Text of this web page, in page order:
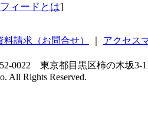
フィードとは]
料請求（お問合せ）
アクセス
0022 東京都目黒区柿の木坂3-
All Rights Reserved.